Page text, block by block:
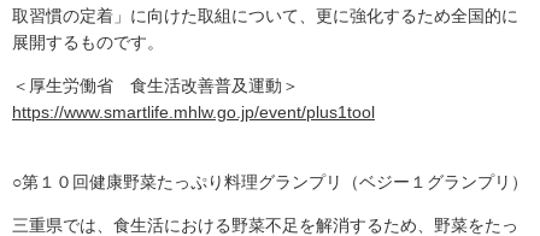
取習慣の定着」に向けた取組について、更に強化するため全国的に
展開するものです。
＜厚生労働省 食生活改善普及運動＞
https://www.smartlife.mhlw.go.jp/event/plus1tool
○第１０回健康野菜たっぷり料理グランプリ（ベジー１グランプリ）
三重県では、食生活における野菜不足を解消するため、野菜をたっ